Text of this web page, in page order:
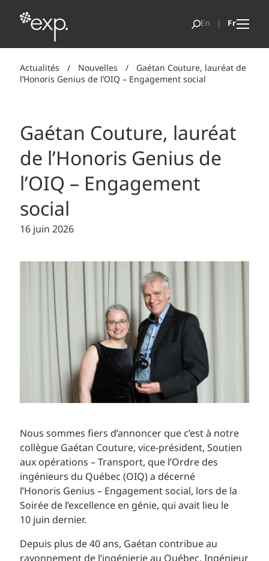
Actualités / Nouvelles /
Gaétan Couture, lauréat de
l’Honoris Genius de l’OIQ – Engagement social
Gaétan Couture, lauréat
de l’Honoris Genius de
l’OIQ – Engagement
social
16 juin 2026
Nous sommes fiers d’annoncer que c’est à notre
collègue Gaétan Couture, vice-président, Soutien
aux opérations – Transport, que l’Ordre des
ingénieurs du Québec (OIQ) a décerné
l’Honoris Genius – Engagement social, lors de la
Soirée de l’excellence en génie, qui avait lieu le
10 juin dernier.
Depuis plus de 40 ans, Gaétan contribue au